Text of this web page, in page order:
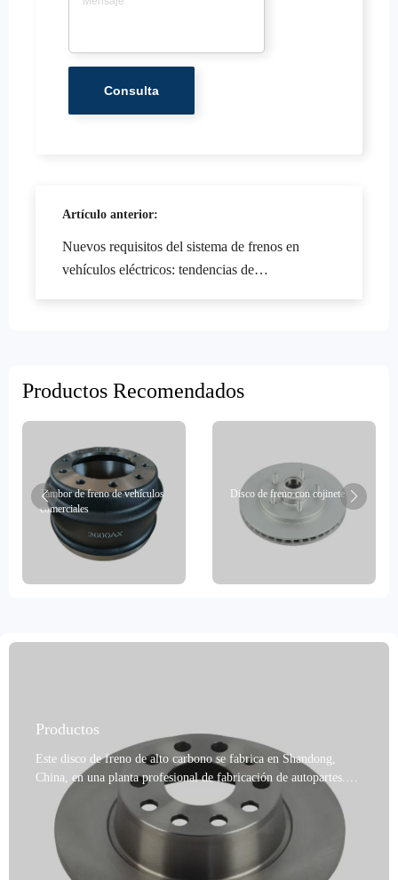
Artículo anterior:
Nuevos requisitos del sistema de frenos en
vehículos eléctricos: tendencias de
Productos Recomendados
Tambor de freno de vehículos
comerciales
Disco de freno con cojinete
Productos
Este disco de freno de alto carbono se fabrica en Shandong,
China, en una planta profesional de fabricación de autopartes.
Está fabricado con diversos materiales de alta calidad, como
fundición gris, GG20 y acero de alto carbono. Cuenta con las
certificaciones del sistema de calidad IATF TS16949 y R90 E-
mark EU, lo que garantiza un frenado estable y fiable.
Equilibrado dinámicamente, ofrece una instalación precisa y un